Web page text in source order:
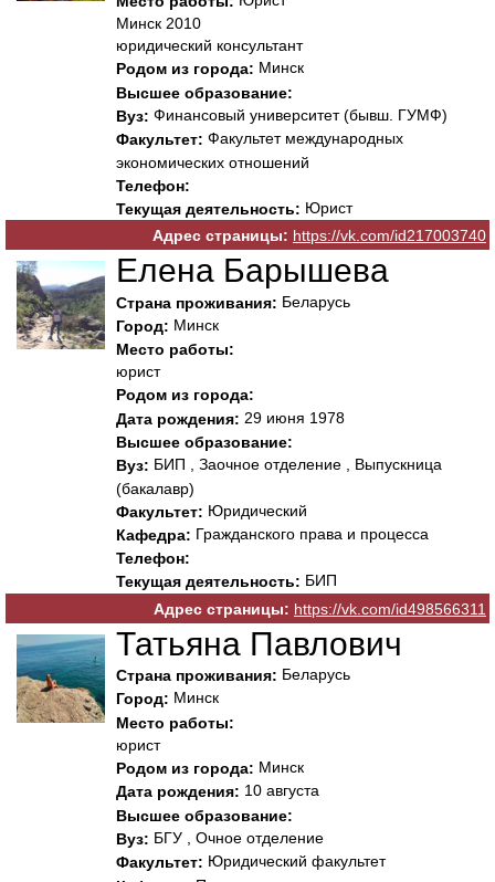
Минск 2010
юридический консультант
Родом из города: Минск
Высшее образование:
Вуз: Финансовый университет (бывш. ГУМФ)
Факультет: Факультет международных
экономических отношений
Телефон:
Текущая деятельность: Юрист
Адрес страницы: https://vk.com/id217003740
Елена Барышева
Страна проживания: Беларусь
Город: Минск
Место работы:
юрист
Родом из города:
Дата рождения: 29 июня 1978
Высшее образование:
Вуз: БИП , Заочное отделение , Выпускница
(бакалавр)
Факультет: Юридический
Кафедра: Гражданского права и процесса
Телефон:
Текущая деятельность: БИП
Адрес страницы: https://vk.com/id498566311
Татьяна Павлович
Страна проживания: Беларусь
Город: Минск
Место работы:
юрист
Родом из города: Минск
Дата рождения: 10 августа
Высшее образование:
Вуз: БГУ , Очное отделение
Факультет: Юридический факультет